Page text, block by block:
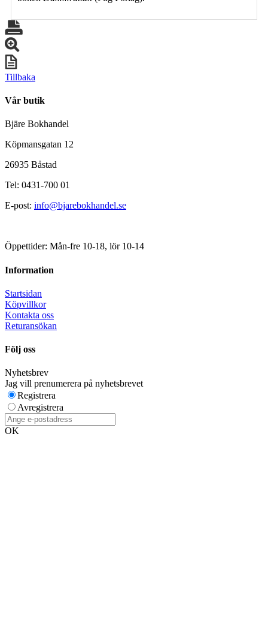
Tillbaka
Vår butik
Bjäre Bokhandel
Köpmansgatan 12
26935 Båstad
Tel: 0431-700 01
E-post: info@bjarebokhandel.se
Öppettider: Mån-fre 10-18, lör 10-14
Information
Startsidan
Köpvillkor
Kontakta oss
Returansökan
Följ oss
Nyhetsbrev
Jag vill prenumerera på nyhetsbrevet
Registrera
Avregistrera
OK